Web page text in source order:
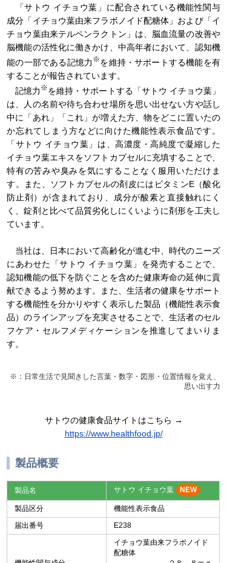
「サトウ イチョウ葉」に配合されている機能性関与
成分「イチョウ葉由来フラボノイド配糖体」および「イ
チョウ葉由来テルペンラクトン」は、脳血流量の改善や
脳機能の活性化に働きかけ、中高年者において、認知機
能の一部である記憶力 ※を維持・サポートする機能を有
することが報告されています。
記憶力 ※を維持・サポートする「サトウ イチョウ葉」
は、人の名前や待ち合わせ場所を思い出せない方や話し
中に「あれ」「これ」が増えた方、物をどこに置いたの
か忘れてしまう方などに向けた機能性表示食品です。
「サトウ イチョウ葉」は、高濃度・高純度で凝縮した
イチョウ葉エキスをソフトカプセルに充填することで、
特有の苦みや臭みを気にすることなく服用いただけま
す。また、ソフトカプセルの剤皮にはビタミンE（酸化
防止剤）が含まれており、成分が酸素と直接触れにく
く、錠剤と比べて品質劣化しにくいように剤形を工夫し
ています。
当社は、日本において高齢化が進む中、時代のニーズ
にあわせた「サトウ イチョウ葉」を発売することで、
認知機能の低下を防ぐことを含めた健康寿命の延伸に貢
献できるよう努めます。また、生活者の健康をサポート
する機能性を分かりやすく表示した製品（機能性表示食
品）のラインアップを充実させることで、生活者のセル
フケア・セルフメディケーションを推進してまいりま
す。
※：日常生活で見聞きした言葉・数字・図形・位置情報を覚え、
思い出す力
サトウの健康食品サイトはこちら →
https://www.healthfood.jp/
製品概要
製品名 サトウ イチョウ葉 NEW
製品区分
機能性表示食品
届出番号
E238
イチョウ葉由来フラボノイド
配糖体